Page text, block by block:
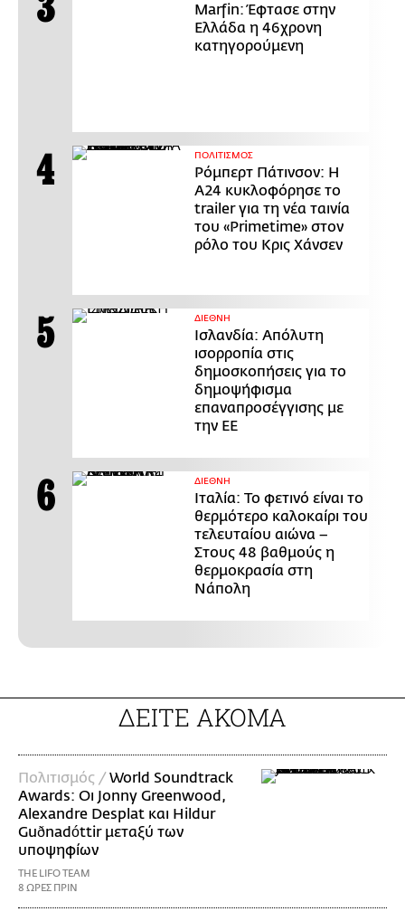
Marfin: Έφτασε στην
Ελλάδα η 46χρονη
κατηγορούμενη
ΠΟΛΙΤΙΣΜΟΣ
Ρόμπερτ Πάτινσον: Η
Α24 κυκλοφόρησε το
trailer για τη νέα ταινία
του «Primetime» στον
ρόλο του Κρις Χάνσεν
ΔΙΕΘΝΗ
Ισλανδία: Απόλυτη
ισορροπία στις
δημοσκοπήσεις για το
δημοψήφισμα
επαναπροσέγγισης με
την ΕΕ
ΔΙΕΘΝΗ
Ιταλία: Το φετινό είναι το
θερμότερο καλοκαίρι του
τελευταίου αιώνα –
Στους 48 βαθμούς η
θερμοκρασία στη
Νάπολη
ΔΕΙΤΕ ΑΚΟΜΑ
Πολιτισμός /World Soundtrack
Awards: Οι Jonny Greenwood,
Alexandre Desplat και Hildur
Guðnadóttir μεταξύ των
υποψηφίων
THE LIFO TEAM
8 ΩΡΕΣ ΠΡΙΝ